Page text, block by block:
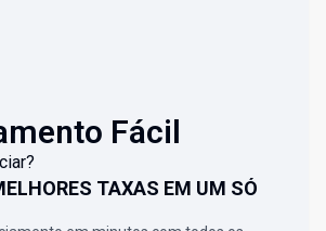
Fácil
TAXAS EM UM SÓ